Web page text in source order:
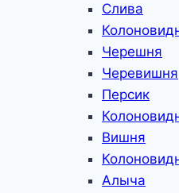
Слива
Черешня
Черевишня
Персик
Вишня
Алыча